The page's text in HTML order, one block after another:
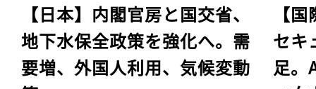
【日本】内閣官房と国交省、
地下水保全政策を強化へ。需
要増、外国人利用、気候変動
【
セキ
足。